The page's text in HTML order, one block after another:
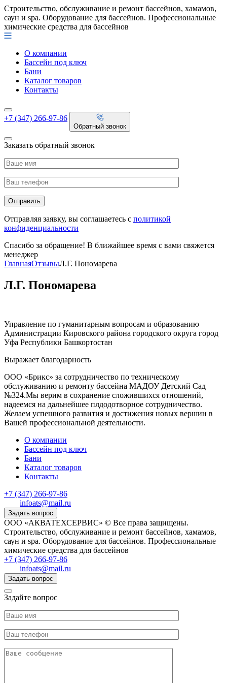
Строительство, обслуживание и ремонт бассейнов, хамамов,
саун и spa. Оборудование для бассейнов. Профессиональные
химические средства для бассейнов
О компании
Бассейн под ключ
Бани
Каталог товаров
Контакты
+7 (347) 266-97-86
Обратный звонок
Заказать обратный звонок
Отправляя заявку, вы соглашаетесь с политикой
конфиденциальности
Спасибо за обращение! В ближайшее время с вами свяжется
менеджер
ГлавнаяОтзывыЛ.Г. Пономарева
Л.Г. Пономарева
Управление по гуманитарным вопросам и образованию
Администрации Кировского района городского округа город
Уфа Республики Башкортостан
Выражает благодарность
ООО «Брикс» за сотрудничество по техническому
обслуживанию и ремонту бассейна МАДОУ Детский Сад
№324.Мы верим в сохранение сложившихся отношений,
надеемся на дальнейшее плдодотворное сотрудничество.
Желаем успешного развития и достижения новых вершин в
Вашей профессиональной деятельности.
О компании
Бассейн под ключ
Бани
Каталог товаров
Контакты
+7 (347) 266-97-86
infoats@mail.ru
Задать вопрос
ООО «АКВАТЕХСЕРВИС» © Все права защищены.
Строительство, обслуживание и ремонт бассейнов, хамамов,
саун и spa. Оборудование для бассейнов. Профессиональные
химические средства для бассейнов
+7 (347) 266-97-86
infoats@mail.ru
Задать вопрос
Задайте вопрос